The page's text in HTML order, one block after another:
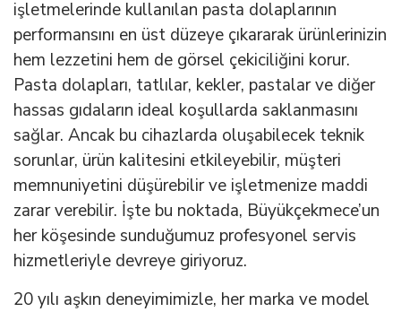
işletmelerinde kullanılan pasta dolaplarının
performansını en üst düzeye çıkararak ürünlerinizin
hem lezzetini hem de görsel çekiciliğini korur.
Pasta dolapları, tatlılar, kekler, pastalar ve diğer
hassas gıdaların ideal koşullarda saklanmasını
sağlar. Ancak bu cihazlarda oluşabilecek teknik
sorunlar, ürün kalitesini etkileyebilir, müşteri
memnuniyetini düşürebilir ve işletmenize maddi
zarar verebilir. İşte bu noktada, Büyükçekmece’un
her köşesinde sunduğumuz profesyonel servis
hizmetleriyle devreye giriyoruz.
20 yılı aşkın deneyimimizle, her marka ve model